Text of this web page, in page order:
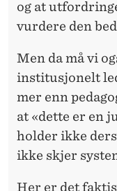
og at
vurdere den
Men da må vi
institusjonelt
mer enn
at «dette er en
holder ikke
ikke skjer
Her er det